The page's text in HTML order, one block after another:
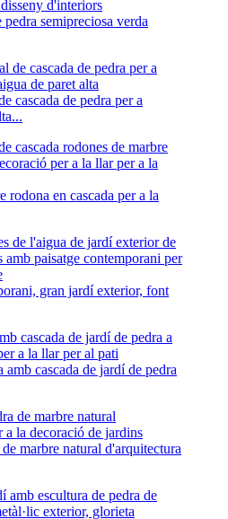
pedra semipreciosa verda
cascada de pedra per a
rodona en cascada per a la
gran jardí exterior, font
cascada de jardí de pedra
marbre natural d'arquitectura